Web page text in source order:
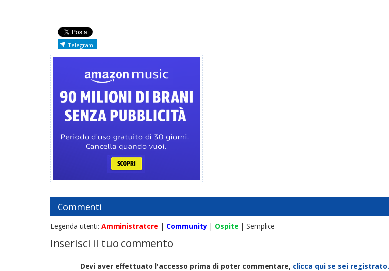
Telegram
Commenti
Legenda utenti: Amministratore | Community | Ospite | Semplice
Inserisci il tuo commento
Devi aver effettuato l'accesso prima di poter commentare, clicca qui se sei registrato.